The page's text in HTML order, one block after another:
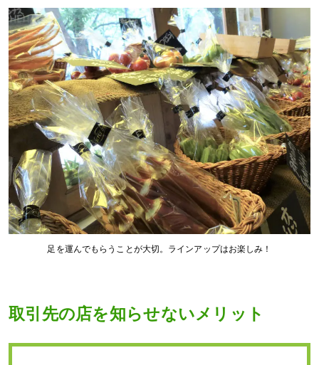
足を運んでもらうことが大切。ラインアップはお楽しみ！
取引先の店を知らせないメリット